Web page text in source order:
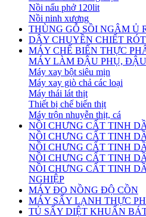
Nồi nấu phở 120lit
Nồi ninh xương
THÙNG GỖ SỒI NGÂM Ủ
DÂY CHUYỀN CHIẾT
MÁY CHẾ BIẾN THỰC
MÁY LÀM ĐẬU PHỤ,
Máy xay bột siêu mịn
Máy xay giò chả các loại
Máy thái lát thịt
Thiết bị chế biến thịt
Máy trộn nhuyễn thịt, cá
NỒI CHƯNG CẤT TINH
NỒI CHƯNG CẤT TINH
NỒI CHƯNG CẤT TINH
NỒI CHƯNG CẤT TINH
NỒI CHƯNG CẤT TINH
NGHIỆP
MÁY ĐO NỒNG ĐỘ CỒN
MÁY SẤY LẠNH THỰC
TỦ SẤY DIỆT KHUẨN